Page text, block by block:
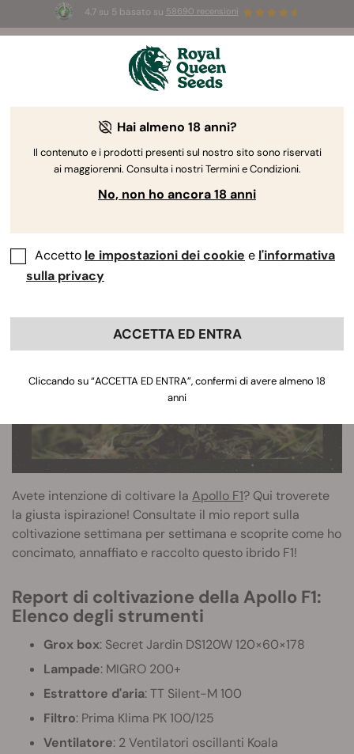
4.7 su 5 basato su 58690 recensioni
Summer Sales:Fino al 50% di sconto
su prodotti selezionati! ⏤
Guida alla coltivazione della cannabis
di Royal Queen Seeds
Cerca per argomento
Luke Sumpter
Avete intenzione di coltivare la Apollo F1? Qui troverete
la giusta ispirazione! Consultate il mio report sulla
coltivazione settimana per settimana e scoprite come ho
concimato, annaffiato e raccolto questo ibrido F1!
Report di coltivazione della Apollo F1:
Elenco degli strumenti
Grox box: Secret Jardin DS120W 120×60×178
Lampade: MIGRO 200+
Estrattore d'aria: TT Silent-M 100
Filtro: Prima Klima PK 100/125
Ventilatore: 2 Ventilatori oscillanti Koala
Hai almeno 18 anni?
Il contenuto e i prodotti presenti sul nostro sito sono riservati
ai maggiorenni. Consulta i nostri Termini e Condizioni.
No, non ho ancora 18 anni
Accetto le impostazioni dei cookie e l'informativa
sulla privacy
ACCETTA ED ENTRA
Cliccando su “ACCETTA ED ENTRA”, confermi di avere almeno 18
anni